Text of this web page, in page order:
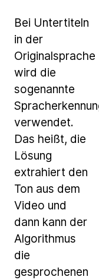
Bei Untertiteln
in der
Originalsprache
wird die
sogenannte
verwendet.
Das heißt, die
Lösung
extrahiert den
Ton aus dem
Video und
dann kann der
Algorithmus
die
gesprochenen